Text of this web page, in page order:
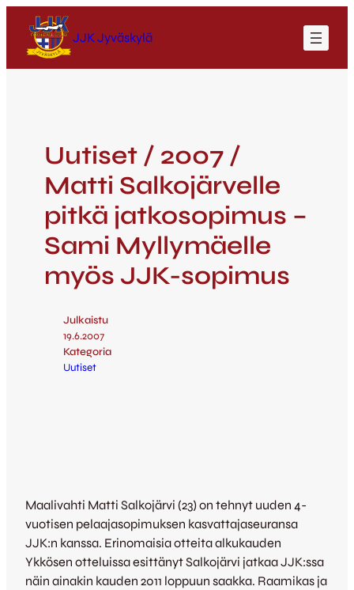
JJK Jyväskylä
Uutiset / 2007 /
Matti Salkojärvelle
pitkä jatkosopimus –
Sami Myllymäelle
myös JJK-sopimus
Julkaistu
19.6.2007
Kategoria
Uutiset
Maalivahti Matti Salkojärvi (23) on tehnyt uuden 4-
vuotisen pelaajasopimuksen kasvattajaseuransa
JJK:n kanssa. Erinomaisia otteita alkukauden
Ykkösen otteluissa esittänyt Salkojärvi jatkaa JJK:ssa
näin ainakin kauden 2011 loppuun saakka. Raamikas ja